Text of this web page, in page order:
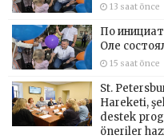
13 saat önce
По
Оле
15 saat önce
St.
Hareketi,
destek
öneriler